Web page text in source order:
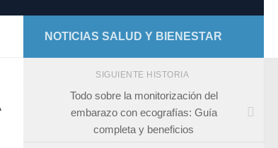
NOTICIAS SALUD Y BIENESTAR
SIGUIENTE HISTORIA
Todo sobre la monitorización del
embarazo con ecografías: Guía
completa y beneficios